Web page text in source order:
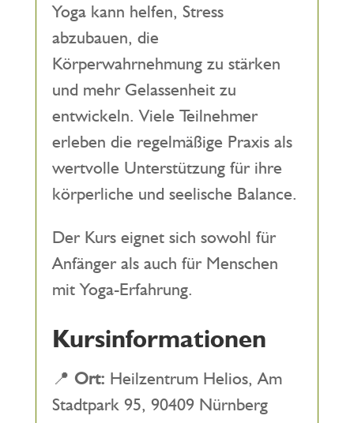
Yoga kann helfen, Stress
abzubauen, die
Körperwahrnehmung zu stärken
und mehr Gelassenheit zu
entwickeln. Viele Teilnehmer
erleben die regelmäßige Praxis als
wertvolle Unterstützung für ihre
körperliche und seelische Balance.
Der Kurs eignet sich sowohl für
Anfänger als auch für Menschen
mit Yoga-Erfahrung.
Kursinformationen
📍 Ort: Heilzentrum Helios, Am
Stadtpark 95, 90409 Nürnberg